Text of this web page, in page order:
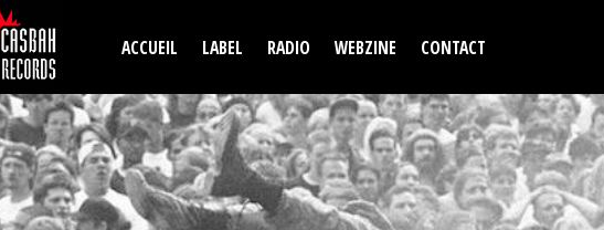
ACCUEIL LABEL RADIO WEBZINE CONTACT